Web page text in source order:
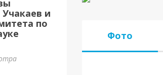
Учакаев и
по
Фото